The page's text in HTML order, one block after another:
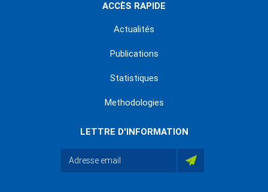
ACCÈS RAPIDE
Actualités
Publications
Statistiques
Methodologies
LETTRE D'INFORMATION